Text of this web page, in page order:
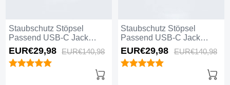
Staubschutz Stöpsel
Passend USB-C Jack
Type-C Universal 10PCS
H01 für Apple iPhone 16
Schwarz
EUR€29,98 EUR€140,98
Staubschutz Stöpsel
Passend USB-C Jack
Type-C Universal 10PCS
für Apple iPhone 16
Schwarz
EUR€29,98 EUR€140,98